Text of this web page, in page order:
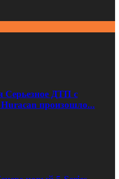
Серьезное ДТП с
произошло...